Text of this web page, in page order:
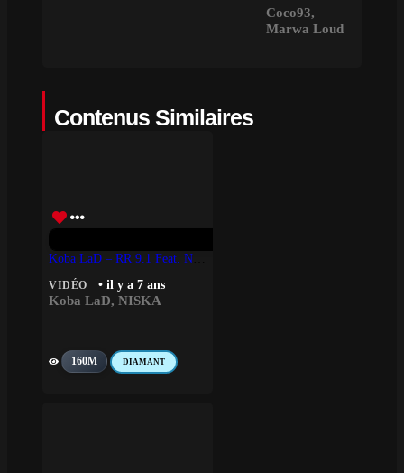
Coco93,
Marwa Loud
Contenus Similaires
VIDÉO • il y a 7 ans
Koba LaD, NISKA
160M DIAMANT